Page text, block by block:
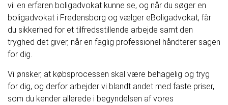
vil en erfaren boligadvokat kunne se, og når du søger en
boligadvokat i Fredensborg og vælger eBoligadvokat, får
du sikkerhed for et tilfredsstillende arbejde samt den
tryghed det giver, når en faglig professionel håndterer sagen
for dig.
Vi ønsker, at købsprocessen skal være behagelig og tryg
for dig, og derfor arbejder vi blandt andet med faste priser,
som du kender allerede i begyndelsen af vores